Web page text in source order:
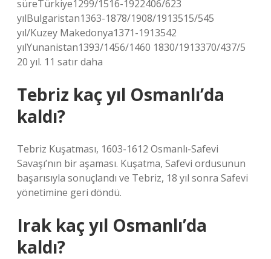
süreTürkiye1299/1516-1922406/623
yılBulgaristan1363-1878/1908/1913515/545
yıl/Kuzey Makedonya1371-1913542
yılYunanistan1393/1456/1460 1830/1913370/437/5
20 yıl. 11 satır daha
Tebriz kaç yıl Osmanlı’da
kaldı?
Tebriz Kuşatması, 1603-1612 Osmanlı-Safevi
Savaşı’nın bir aşaması. Kuşatma, Safevi ordusunun
başarısıyla sonuçlandı ve Tebriz, 18 yıl sonra Safevi
yönetimine geri döndü.
Irak kaç yıl Osmanlı’da
kaldı?